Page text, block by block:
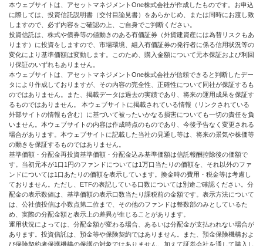
本ウェブサイトは、アセットマネジメントOne株式会社が作成したものです。お申込
に際しては、投資信託説明書（交付目論見書）をあらかじめ、または同時にお渡し致
しますので、必ず内容をご確認の上、ご自身でご判断ください。
投資信託は、株式や債券等の値動きのある有価証券（外貨建資産には為替リスクもあ
ります）に投資をしますので、市場環境、組入有価証券の発行者に係る信用状況等の
変化により基準価額は変動します。このため、購入金額について元本保証および利回
り保証のいずれもありません。
本ウェブサイトは、アセットマネジメントOne株式会社が信頼できると判断したデー
タにより作成しておりますが、その内容の完全性、正確性について同社が保証するも
のではありません。また、掲載データは過去の実績であり、将来の運用成果を保証す
るものではありません。 本ウェブサイトに掲載されている情報（リンクされている
外部サイトの情報も含む）に基づいて被ったいかなる損害についても一切の責任を負
いません。本ウェブサイトの内容は作成時点のものであり、今後予告なく変更される
場合があります。本ウェブサイトに記載した当社の見通し等は、将来の景気や株価等
の動きを保証するものではありません。
基準価額・分配金再投資基準価額・分配金込み基準価額は信託報酬控除後の価額で
す。当初元本が1口1円のファンドについては1万口当たりの価額を、それ以外のファ
ンドについては1口あたりの価額を表示しています。換金時の費用・税金等は考慮し
ておりません。ただし、ETFの表記している口数については別途ご確認ください。分
配金の表示数値は、基準価額の表示口数当たり課税前の金額です。表示方法について
は、公社債投信は小数点第二位まで、その他のファンドは整数部のみとしているた
め、実際の分配金額と表示上の差異が生じることがあります。
運用状況によっては、分配金額が変わる場合、あるいは分配金が支払われない場合が
あります。投資信託は、預金等や保険契約ではありません。また、預金保険機構およ
び保険契約者保護機構の保護の対象ではありません。加えて証券会社を通して購入し